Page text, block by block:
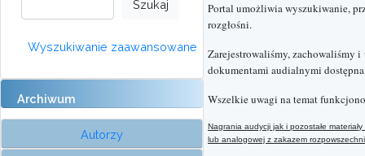
Wyszukiwanie zaawansowane
Archiwum
Autorzy
Portal umożliwia wyszukiwanie,
rozgłośni.
Zarejestrowaliśmy, zachowaliśmy
dokumentami audialnymi
Wszelkie uwagi na temat
Nagrania audycji jak i pozostałe
lub analogowej z zakazem